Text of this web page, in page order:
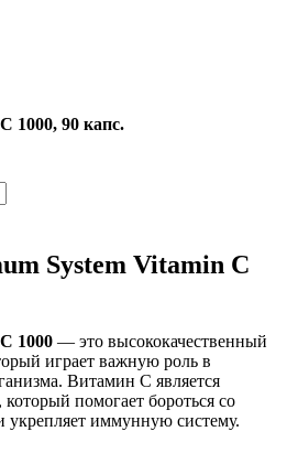
1000, 90 капс.
System Vitamin C
1000 — это высококачественный
играет важную роль в
Витамин C является
помогает бороться со
иммунную систему.